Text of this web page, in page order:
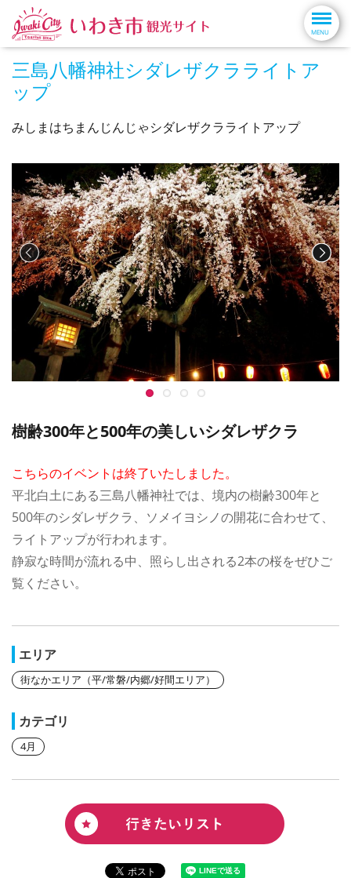
三島八幡神社シダレザクラライトア
ップ
みしまはちまんじんじゃシダレザクラライトアップ
樹齢300年と500年の美しいシダレザクラ
こちらのイベントは終了いたしました。
平北白土にある三島八幡神社では、境内の樹齢300年と
500年のシダレザクラ、ソメイヨシノの開花に合わせて、
ライトアップが行われます。
静寂な時間が流れる中、照らし出される2本の桜をぜひご
覧ください。
エリア
街なかエリア（平/常磐/内郷/好間エリア）
カテゴリ
4月